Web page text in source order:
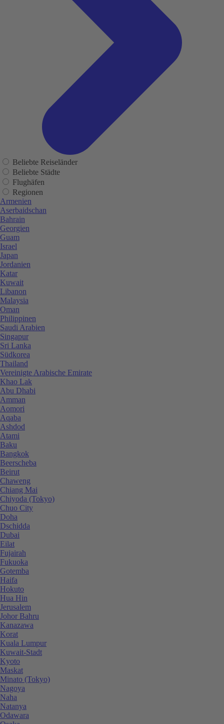
Beliebte Reiseländer
Beliebte Städte
Flughäfen
Regionen
Armenien
Aserbaidschan
Bahrain
Georgien
Guam
Israel
Japan
Jordanien
Katar
Kuwait
Libanon
Malaysia
Oman
Philippinen
Saudi Arabien
Singapur
Sri Lanka
Südkorea
Thailand
Vereinigte Arabische Emirate
Khao Lak
Abu Dhabi
Amman
Aomori
Aqaba
Ashdod
Atami
Baku
Bangkok
Beerscheba
Beirut
Chaweng
Chiang Mai
Chiyoda (Tokyo)
Chuo City
Doha
Dschidda
Dubai
Eilat
Fujairah
Fukuoka
Gotemba
Haifa
Hokuto
Hua Hin
Jerusalem
Johor Bahru
Kanazawa
Korat
Kuala Lumpur
Kuwait-Stadt
Kyoto
Maskat
Minato (Tokyo)
Nagoya
Naha
Natanya
Odawara